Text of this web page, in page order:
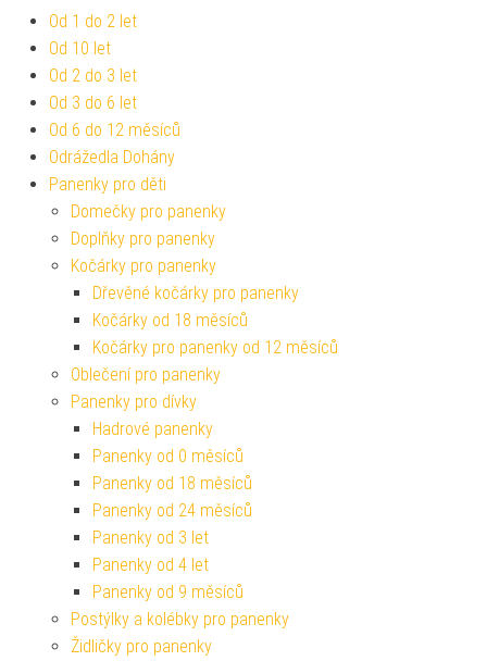
Od 1 do 2 let
Od 10 let
Od 2 do 3 let
Od 3 do 6 let
Od 6 do 12 měsíců
Odrážedla Dohány
Panenky pro děti
Domečky pro panenky
Doplňky pro panenky
Kočárky pro panenky
Dřevěné kočárky pro panenky
Kočárky od 18 měsíců
Kočárky pro panenky od 12 měsíců
Oblečení pro panenky
Panenky pro dívky
Hadrové panenky
Panenky od 0 měsíců
Panenky od 18 měsíců
Panenky od 24 měsíců
Panenky od 3 let
Panenky od 4 let
Panenky od 9 měsíců
Postýlky a kolébky pro panenky
Židličky pro panenky